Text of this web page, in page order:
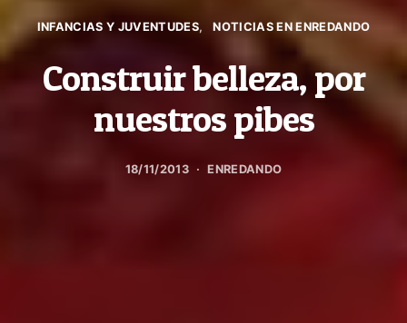
INFANCIAS Y JUVENTUDES NOTICIAS EN ENREDANDO
Construir belleza, por
nuestros pibes
18/11/2013 ENREDANDO